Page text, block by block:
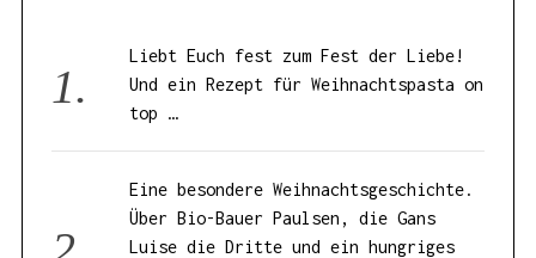
Liebt Euch fest zum Fest der Liebe!
Und ein Rezept für Weihnachtspasta on
top …
Eine besondere Weihnachtsgeschichte.
Über Bio-Bauer Paulsen, die Gans
Luise die Dritte und ein hungriges